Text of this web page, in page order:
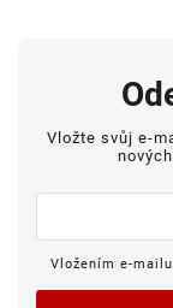
Vložte svůj e-
Vložením e-